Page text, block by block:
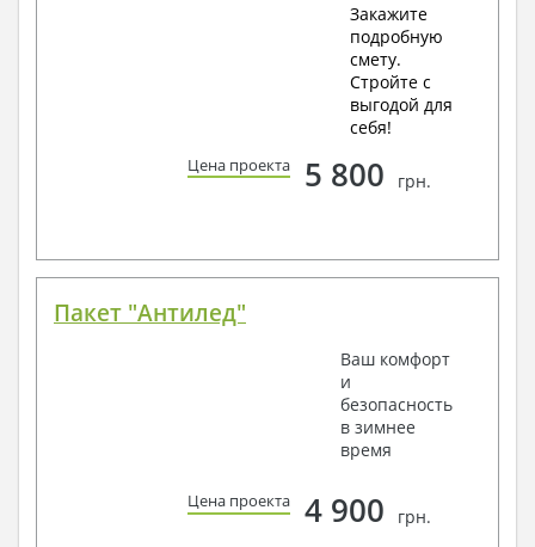
Закажите
подробную
смету.
Стройте с
выгодой для
себя!
Цена проекта 5 800 грн.
Пакет "Антилед"
Ваш комфорт
и
безопасность
в зимнее
время
Цена проекта 4 900 грн.